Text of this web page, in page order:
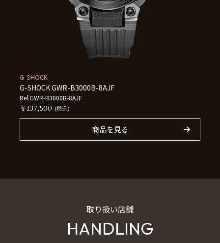
G-SHOCK
G-SHOCK GWR-B3000B-8AJF
Ref.GWR-B3000B-8AJF
￥137,500 (税込)
商品を見る
取り扱い店舗
HANDLING